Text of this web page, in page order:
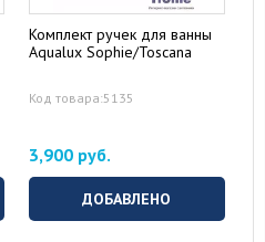
Комплект ручек для ванны
Aqualux Sophie/Toscana
Код товара:5135
3,900 руб.
ДОБАВЛЕНО